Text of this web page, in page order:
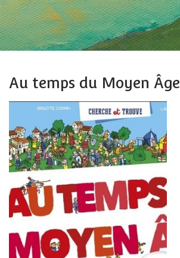
Au temps du Moyen Âge